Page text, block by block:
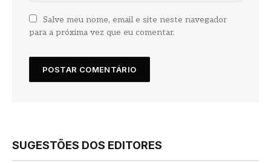
Salve meu nome, email e site neste navegador
para a próxima vez que eu comentar.
SUGESTÕES DOS EDITORES